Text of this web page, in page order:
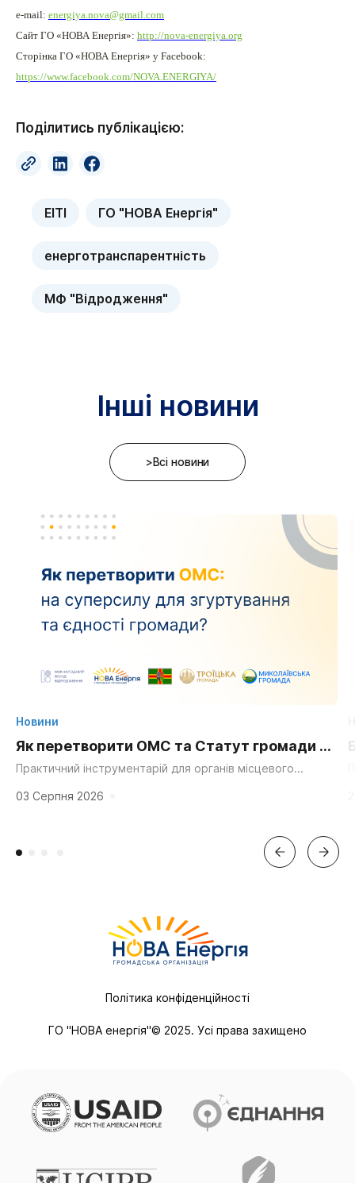
e-mail: energiya.nova@gmail.com
Сайт ГО «НОВА Енергія»: http://nova-energiya.org
Сторінка ГО «НОВА Енергія» у Facebook:
https://www.facebook.com/NOVA.ENERGIYA/
Поділитись публікацією:
EITI ГО "НОВА Енергія"
енерготранспарентність
МФ "Відродження"
Інші новини
>Всі новини
Новини
Як перетворити ОМС та Статут громади на
суперсилу для згуртування та єдності?
Практичний інструментарій для органів місцевого
мешканців. «Мальовнича природа», «працьовиті люди»,
«багата історія» та «вигідне...
03 Серпня 2026
ГО "НОВА енергія"© 2025. Усі права захищено
Політика конфіденційності